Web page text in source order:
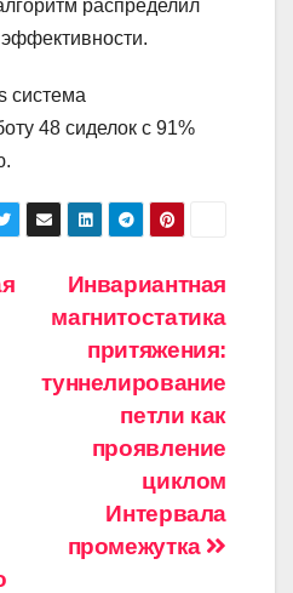
распределил
система
48 сиделок с 91%
Инвариантная
магнитостатика
притяжения:
туннелирование
петли как
проявление
циклом
Интервала
промежутка